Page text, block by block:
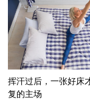
挥汗过后，一张好床
复的主场